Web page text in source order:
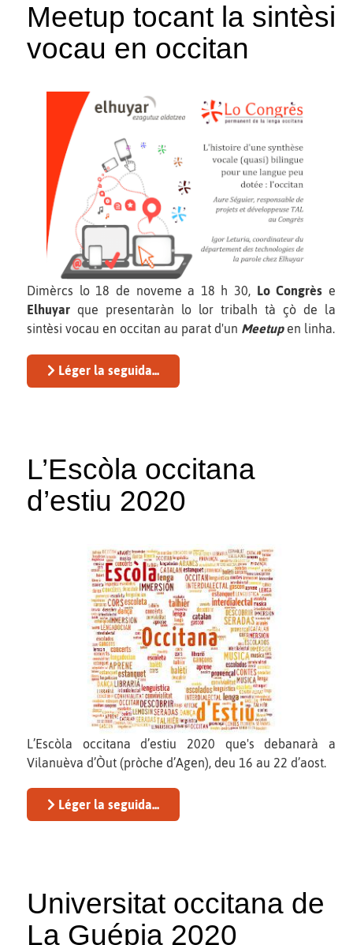
Meetup tocant la sintèsi
vocau en occitan
Dimèrcs lo 18 de noveme a 18 h 30, Lo Congrès e
Elhuyar que presentaràn lo lor tribalh tà çò de la
sintèsi vocau en occitan au parat d'un Meetup en linha.
Léger la seguida...
L’Escòla occitana
d’estiu 2020
L’Escòla occitana d’estiu 2020 que's debanarà a
Vilanuèva d’Òut (pròche d’Agen), deu 16 au 22 d’aost.
Léger la seguida...
Universitat occitana de
La Guépia 2020